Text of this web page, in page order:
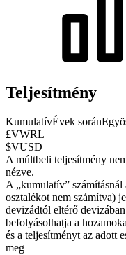
Teljesítmény
KumulatívÉvek során
£VWRL
$VUSD
A múltbeli teljesítmény
nézve.
A „kumulatív”
osztalékot nem számítva)
devizádtól eltérő
befolyásolhatja a
és a teljesítményt az adott
meg